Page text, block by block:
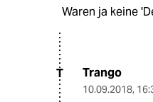
Waren ja keine
T Trango
10.09.2018,